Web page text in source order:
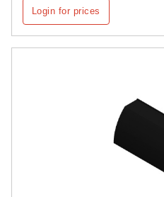
Login for prices